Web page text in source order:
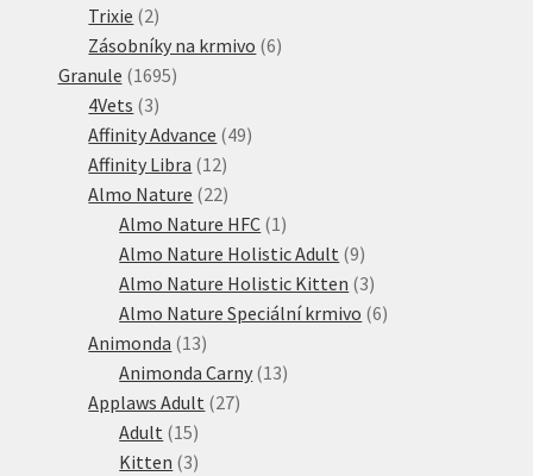
produktů
Trixie 22
produkty
Zásobníky na krmivo 66
Granule 16951695
4Vets 33
produkty
Affinity Advance 4949
Affinity Libra 1212
produktů
Almo Nature 2222
produktů
Almo Nature HFC 1 1
produkt
Almo Nature Holistic Adult 99
produktů
Almo Nature Holistic Kitten 33
produkty
Almo Nature Speciální krmivo 66
Animonda 1313
produktů
Animonda Carny 1313
Applaws Adult 2727
Adult 1515
produktů
Kitten 33